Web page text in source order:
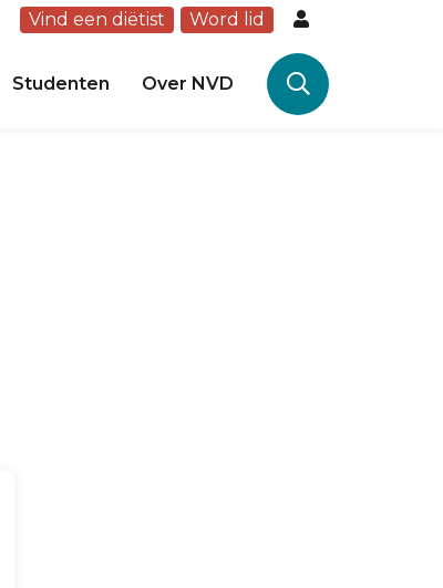
Vind een diëtist Word lid
Studenten Over NVD